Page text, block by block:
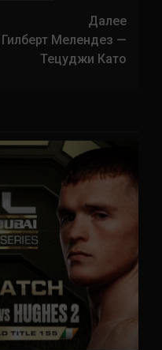
Далее
Гилберт Мелендез —
Тецуджи Като